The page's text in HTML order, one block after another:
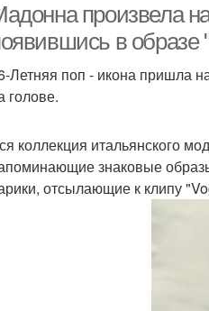
произвела
в
Летняя поп - икона пришла
голове.
коллекция итальянского
знаковые
отсылающие к клипу